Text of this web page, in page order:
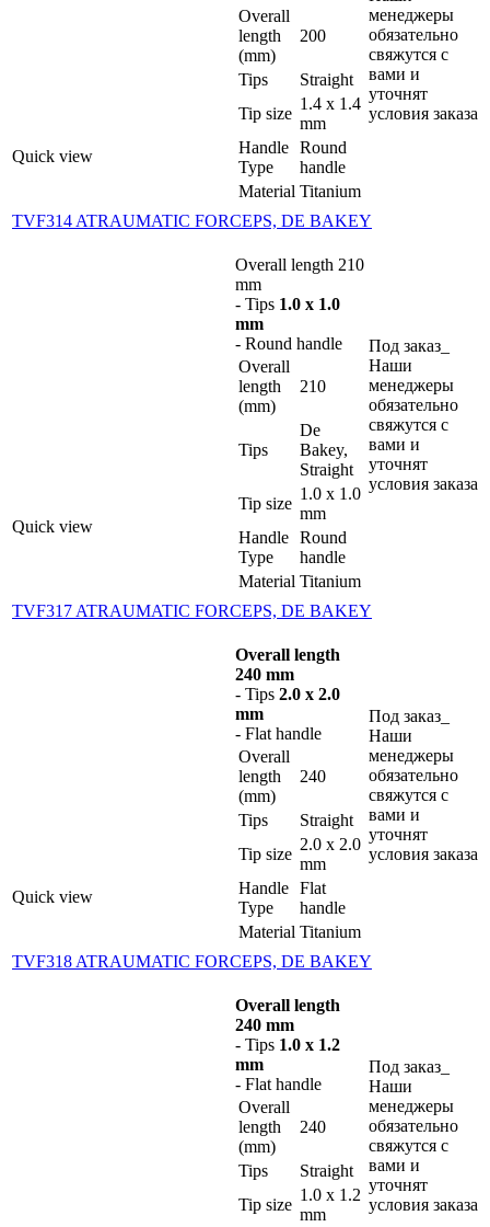
Quick view
Overall
length
(mm)
200
Tips
Straight
Tip size
1.4 x 1.4
mm
Handle
Type
Round
handle
Material Titanium
менеджеры
обязательно
свяжутся с
вами и
уточнят
условия заказа
TVF314 ATRAUMATIC FORCEPS, DE BAKEY
Quick view
Overall length 210
mm
- Tips 1.0 x 1.0
mm
- Round handle
Overall
length
(mm)
210
Tips
De
Bakey,
Straight
Tip size
1.0 x 1.0
mm
Handle
Type
Round
handle
Material Titanium
Под заказ_
Наши
менеджеры
обязательно
свяжутся с
вами и
уточнят
условия заказа
TVF317 ATRAUMATIC FORCEPS, DE BAKEY
Quick view
Overall length
240 mm
- Tips 2.0 x 2.0
mm
- Flat handle
Overall
length
(mm)
240
Tips
Straight
Tip size
2.0 x 2.0
mm
Handle
Type
Flat
handle
Material Titanium
Под заказ_
Наши
менеджеры
обязательно
свяжутся с
вами и
уточнят
условия заказа
TVF318 ATRAUMATIC FORCEPS, DE BAKEY
Overall length
240 mm
- Tips 1.0 x 1.2
mm
- Flat handle
Overall
length
(mm)
240
Tips
Straight
Tip size
1.0 x 1.2
mm
Под заказ_
Наши
менеджеры
обязательно
свяжутся с
вами и
уточнят
условия заказа